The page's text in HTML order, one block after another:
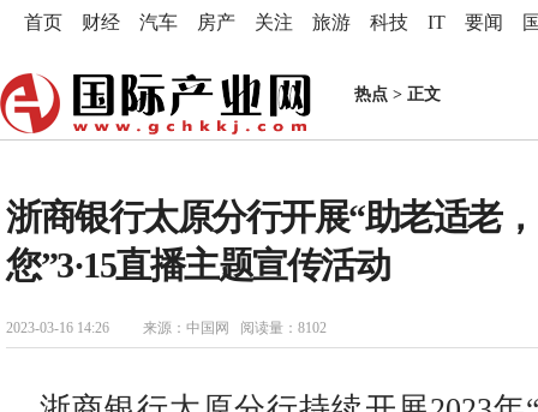
首页 财经 汽车 房产 关注 旅游 科技 IT 要闻
热点 > 正文
浙商银行太原分行开展“助老适老，
您”3·15直播主题宣传活动
2023-03-16 14:26 来源：中国网 阅读量：8102